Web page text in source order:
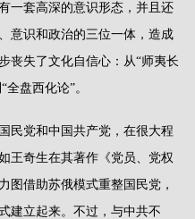
一套高深的意识形态，并且还
意识和政治的三位一体，造成
丧失了文化自信心：从“师夷长
“全盘西化论”。
民党和中国共产党，在很大程
王奇生在其著作《党员、党权
图借助苏俄模式重整国民党，
建立起来。不过，与中共不